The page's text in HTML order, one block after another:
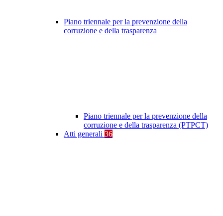
Piano triennale per la prevenzione della
corruzione e della trasparenza
Piano triennale per la prevenzione della
corruzione e della trasparenza (PTPCT)
Atti generali 36